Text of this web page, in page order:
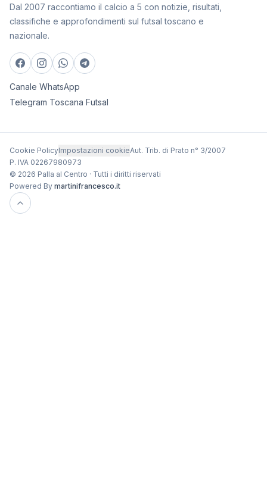
Dal 2007 raccontiamo il calcio a 5 con notizie, risultati,
classifiche e approfondimenti sul futsal toscano e
nazionale.
Canale WhatsApp
Telegram Toscana Futsal
Cookie PolicyImpostazioni cookieAut. Trib. di Prato n° 3/2007
P. IVA 02267980973
© 2026 Palla al Centro · Tutti i diritti riservati
Powered By martinifrancesco.it